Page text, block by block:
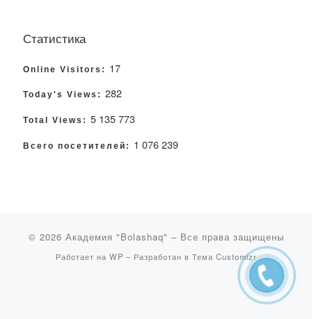
Статистика
Online Visitors: 17
Today's Views: 282
Total Views: 5 135 773
Всего посетителей: 1 076 239
© 2026 Академия "Bolashaq" – Все права защищены
Работает на WP – Разработан в Тема Customizr